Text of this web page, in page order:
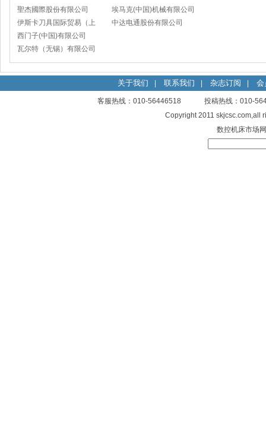
聖杰國際股份有限公司
伊斯卡刀具国际贸易（上
海）有限公司
西门子(中国)有限公司
瓦尔特（无锡）有限公司
埃马克(中国)机械有限公司
太仓分公司
中达电通股份有限公司
关于我们 联系我们 杂志订阅 会
客服热线：010-56446518 投稿热线：
Copyright 2011
数控机床市场网